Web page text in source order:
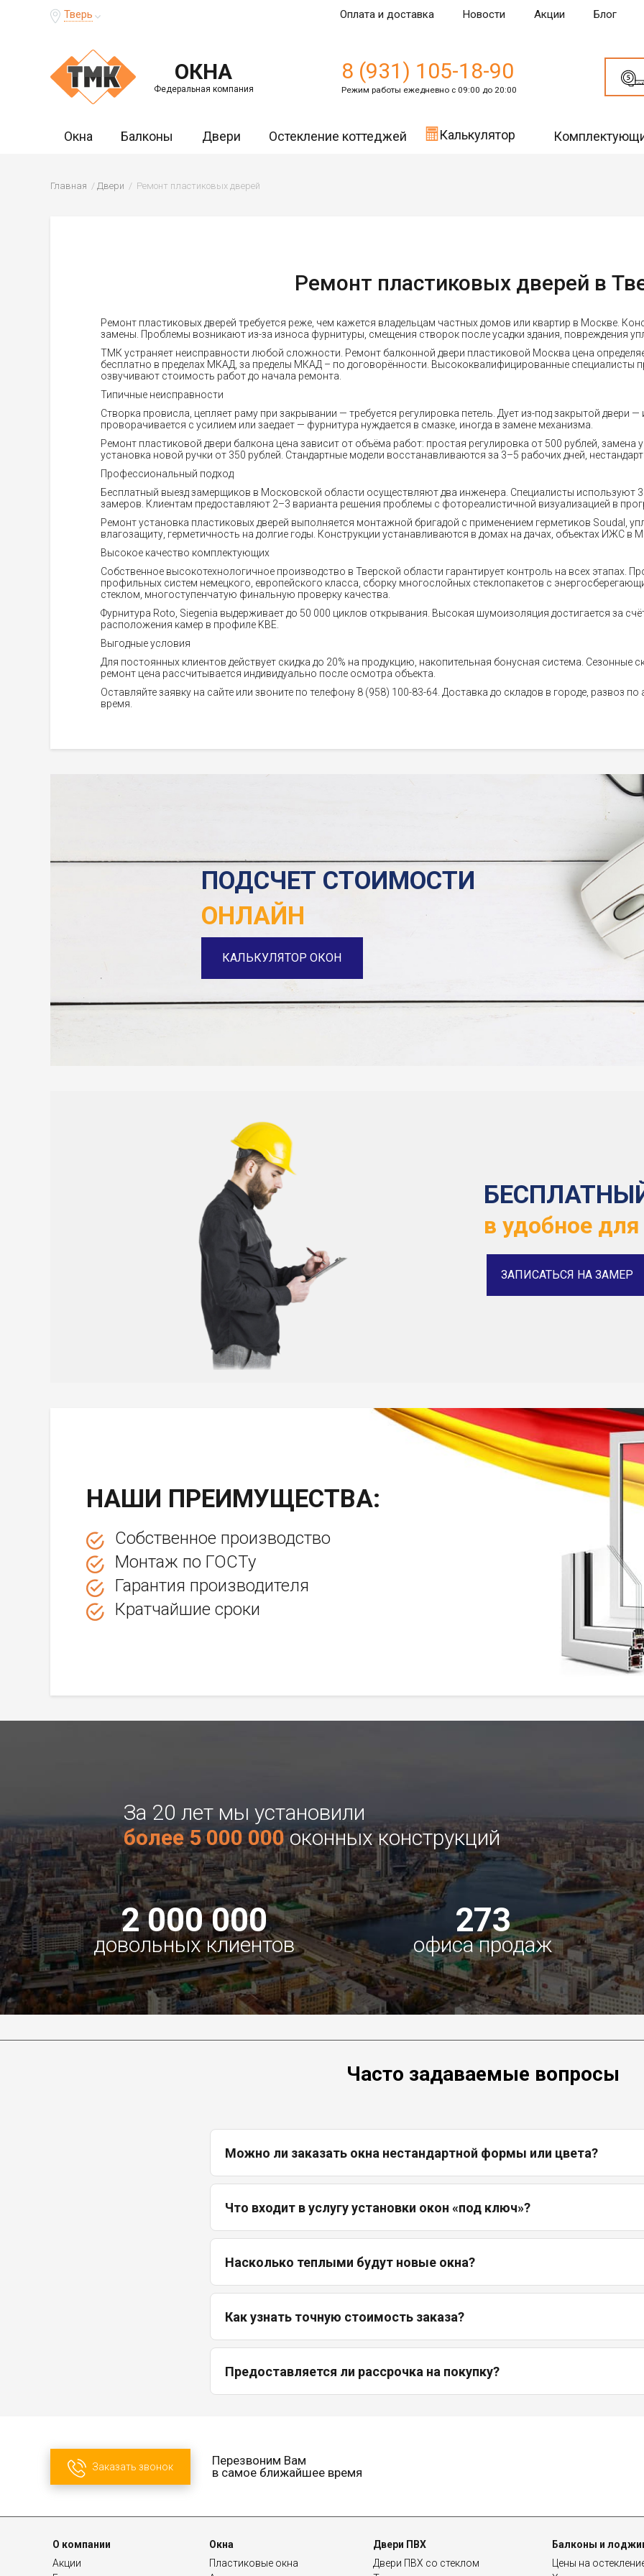
Тверь Оплата и доставка Новости Акции Блог
ОКНА
Федеральная компания
8 (931) 105-18-90
Режим работы ежедневно с 09:00 до 20:00
Окна Балконы Двери Остекление коттеджей Калькулятор
Главная Двери Ремонт пластиковых дверей
Ремонт пластиковых дверей в
Ремонт пластиковых дверей требуется реже, чем кажется владельцам частных домов или квартир в Москве.
замены. Проблемы возникают из-за износа фурнитуры, смещения створок после усадки здания, повреждения
ТМК устраняет неисправности любой сложности. Ремонт балконной двери пластиковой Москва цена
бесплатно в пределах МКАД, за пределы МКАД – по договорённости. Высококвалифицированные специалисты
озвучивают стоимость работ до начала ремонта.
Типичные неисправности
Створка провисла, цепляет раму при закрывании — требуется регулировка петель. Дует из-под закрытой двери
проворачивается с усилием или заедает — фурнитура нуждается в смазке, иногда в замене механизма.
Ремонт пластиковой двери балкона цена зависит от объёма работ: простая регулировка от 500 рублей, замена
установка новой ручки от 350 рублей. Стандартные модели восстанавливаются за 3–5 рабочих дней,
Профессиональный подход
Бесплатный выезд замерщиков в Московской области осуществляют два инженера. Специалисты используют
замеров. Клиентам предоставляют 2–3 варианта решения проблемы с фотореалистичной визуализацией в
Ремонт установка пластиковых дверей выполняется монтажной бригадой с применением герметиков Soudal,
влагозащиту, герметичность на долгие годы. Конструкции устанавливаются в домах на дачах, объектах ИЖС в
Высокое качество комплектующих
Собственное высокотехнологичное производство в Тверской области гарантирует контроль на всех этапах.
профильных систем немецкого, европейского класса, сборку многослойных стеклопакетов с
стеклом, многоступенчатую финальную проверку качества.
Фурнитура Roto, Siegenia выдерживает до 50 000 циклов открывания. Высокая шумоизоляция достигается за
расположения камер в профиле KBE.
Выгодные условия
Для постоянных клиентов действует скидка до 20% на продукцию, накопительная бонусная система. Сезонные
ремонт цена рассчитывается индивидуально после осмотра объекта.
Оставляйте заявку на сайте или звоните по телефону 8 (958) 100-83-64. Доставка до складов в городе, развоз
время.
ПОДСЧЕТ СТОИМОСТИ
ОНЛАЙН
КАЛЬКУЛЯТОР ОКОН
в удобное
ЗАПИСАТЬСЯ НА ЗАМЕР
НАШИ ПРЕИМУЩЕСТВА:
Собственное производство
Монтаж по ГОСТу
Гарантия производителя
Кратчайшие сроки
За 20 лет мы установили
более 5 000 000оконных конструкций
2 000 000
довольных клиентов
273
офиса продаж
Часто задаваемые вопросы
Можно ли заказать окна нестандартной формы или цвета?
Что входит в услугу установки окон «под ключ»?
Насколько теплыми будут новые окна?
Как узнать точную стоимость заказа?
Предоставляется ли рассрочка на покупку?
Заказать звонок
Перезвоним Вам
в самое ближайшее время
О компании
Акции
Окна
Пластиковые окна
Двери ПВХ
Двери ПВХ со стеклом
Балконы и
Цены на